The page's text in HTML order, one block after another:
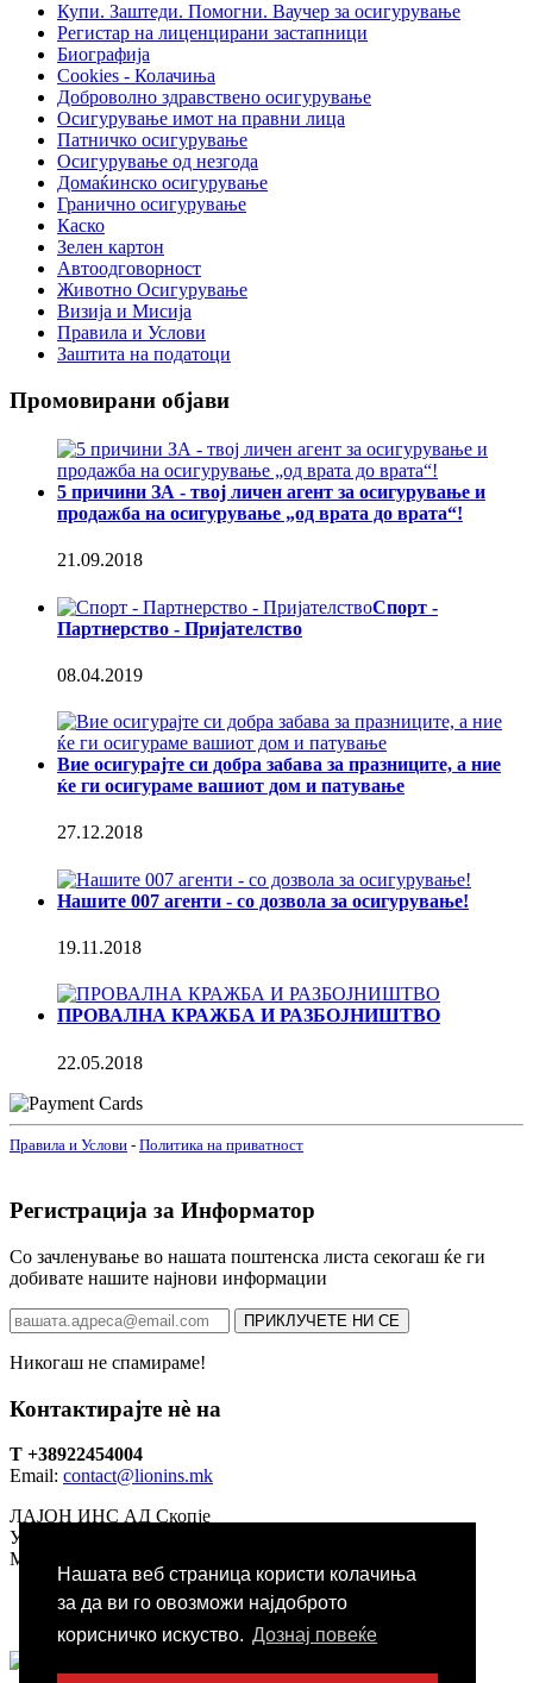
Нашата веб страница користи колачиња
за да ви го овозможи најдоброто
корисничко искуство. Дознај повеќе
Купи. Заштеди. Помогни. Ваучер за осигурување
Регистар на лиценцирани застапници
Биографија
Cookies - Колачиња
Доброволно здравствено осигурување
Осигурување имот на правни лица
Патничко осигурување
Осигурување од незгода
Домаќинско осигурување
Гранично осигурување
Каско
Зелен картон
Автоодговорност
Животно Осигурување
Визија и Мисија
Правила и Услови
Заштита на податоци
Промовирани објави
5 причини ЗА - твој личен агент за осигурување и
продажба на осигурување „од врата до врата“!
21.09.2018
Спорт -
Партнерство - Пријателство
08.04.2019
Вие осигурајте си добра забава за празниците, а ние
ќе ги осигураме вашиот дом и патување
27.12.2018
Нашите 007 агенти - со дозвола за осигурување!
19.11.2018
ПРОВАЛНА КРАЖБА И РАЗБОЈНИШТВО
22.05.2018
Правила и Услови - Политика на приватност
Регистрација за Информатор
Со зачленување во нашата поштенска листа секогаш ќе ги
добивате нашите најнови информации
ПРИКЛУЧЕТЕ НИ СЕ
Никогаш не спамираме!
Контактирајте нѐ на
T +38922454004
Email: contact@lionins.mk
ЛАЈОН ИНС АД Скопје
Ул. Наум Наумовски Борче бр. 38/1-2, , 1000, Скопје Р.
Македонија
Социјални мрежи